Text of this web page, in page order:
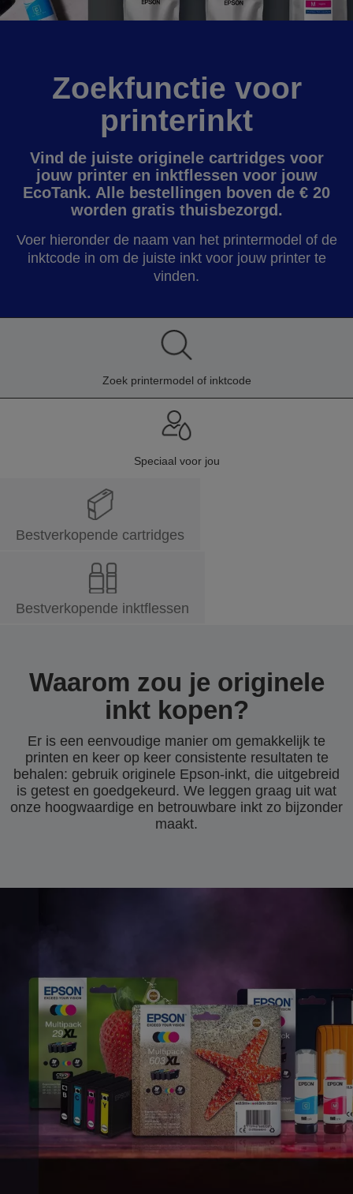
Zoekfunctie voor
printerinkt
Vind de juiste originele cartridges voor
jouw printer en inktflessen voor jouw
EcoTank. Alle bestellingen boven de € 20
worden gratis thuisbezorgd.
Voer hieronder de naam van het printermodel of de
inktcode in om de juiste inkt voor jouw printer te
vinden.
Zoek printermodel of inktcode
Speciaal voor jou
Bestverkopende cartridges
Bestverkopende inktflessen
Waarom zou je originele
inkt kopen?
Er is een eenvoudige manier om gemakkelijk te
printen en keer op keer consistente resultaten te
behalen: gebruik originele Epson-inkt, die uitgebreid
is getest en goedgekeurd. We leggen graag uit wat
onze hoogwaardige en betrouwbare inkt zo bijzonder
maakt.